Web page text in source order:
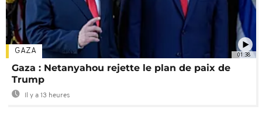
01:38
GAZA
Gaza : Netanyahou rejette le plan de paix de
Trump
Il y a 13 heures